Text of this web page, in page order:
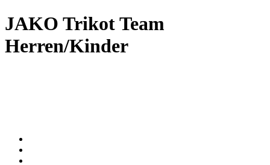
JAKO Trikot Team
Herren/Kinder